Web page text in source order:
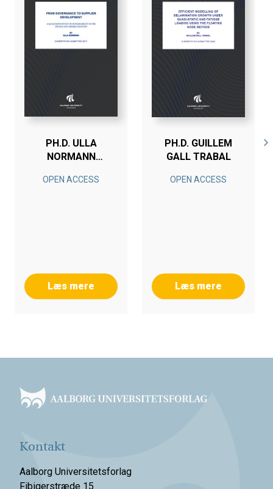
PH.D. ULLA
NORMANN
OPEN ACCESS
Læs mere
PH.D. GUILLEM
GALL TRABAL
OPEN ACCESS
Læs mere
Kontakt
Aalborg Universitetsforlag
Fibigerstræde 15